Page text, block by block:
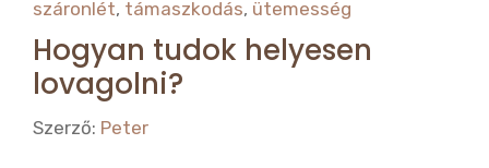
o
o
k
száronlét, támaszkodás, ütemesség
Hogyan tudok helyesen
lovagolni?
Szerző: Peter